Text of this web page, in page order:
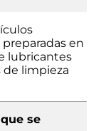
en
lubricantes
de limpieza
se